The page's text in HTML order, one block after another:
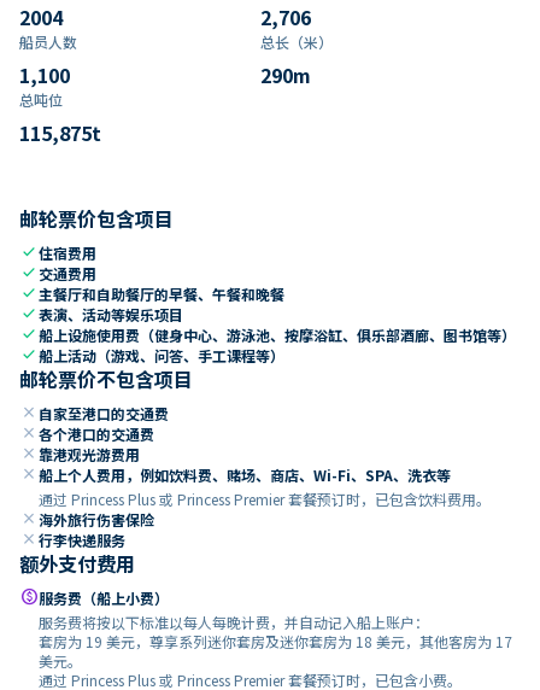
2004 2,706
船员人数
1,100
总长（米）
290m
总吨位
115,875t
邮轮票价包含项目
check住宿费用
check 交通费用
check 主餐厅和自助餐厅的早餐、午餐和晚餐
check表演、活动等娱乐项目
check船上设施使用费（健身中心、游泳池、按摩浴缸、俱乐部酒廊、图书馆等）
check船上活动（游戏、问答、手工课程等）
邮轮票价不包含项目
close 自家至港口的交通费
close 各个港口的交通费
close 靠港观光游费用
close 船上个人费用，例如饮料费、赌场、商店、Wi-Fi、SPA、洗衣等
通过 Princess Plus 或 Princess Premier 套餐预订时，已包含饮料费用。
close 海外旅行伤害保险
close 行李快递服务
额外支付费用
paid服务费（船上小费）
服务费将按以下标准以每人每晚计费，并自动记入船上账户：
套房为 19 美元，尊享系列迷你套房及迷你套房为 18 美元，其他客房为 17
美元。
通过 Princess Plus 或 Princess Premier 套餐预订时，已包含小费。